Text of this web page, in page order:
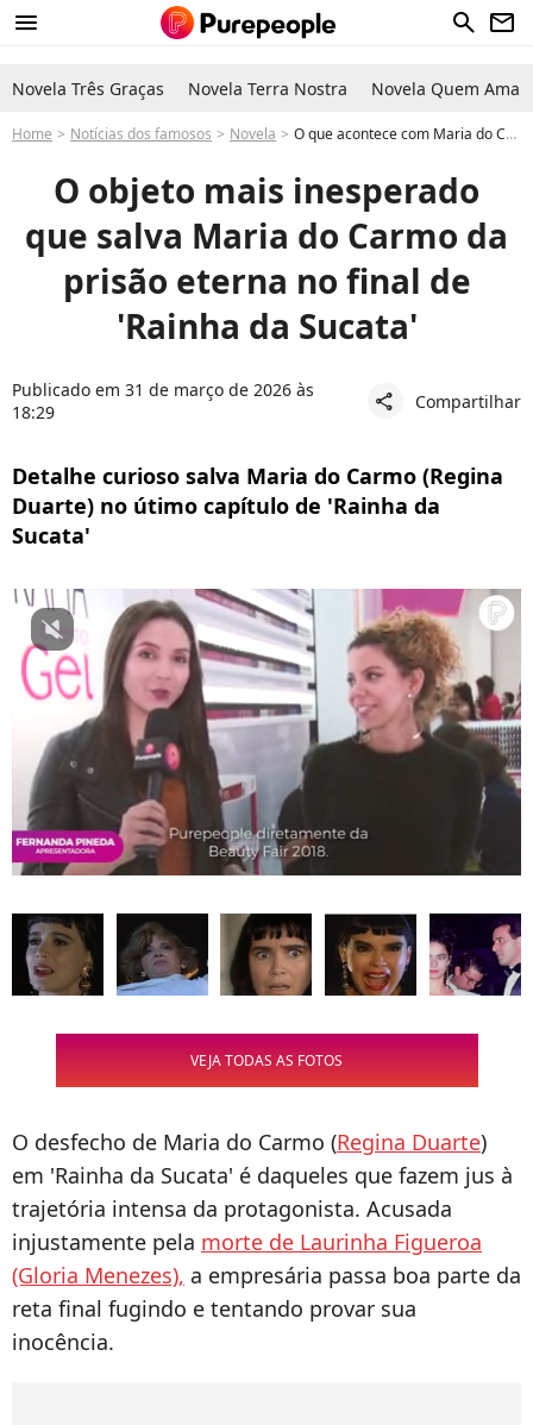
menu search newsletter
Novela Três Graças Novela Terra Nostra Novela Quem Ama
Home Notícias dos famosos Novela O que acontece com Maria do Carmo no final de 'Rainha da Sucata'? Acusada pela morte de Laurinha Figueroa, empresária tem pele salva por sapato e reata casamento com Edu
O objeto mais inesperado
que salva Maria do Carmo da
prisão eterna no final de
'Rainha da Sucata'
Publicado em 31 de março de 2026 às
18:29
share Compartilhar
Detalhe curioso salva Maria do Carmo (Regina
Duarte) no útimo capítulo de 'Rainha da
Sucata'
VEJA TODAS AS FOTOS
O desfecho de Maria do Carmo (Regina Duarte)
em 'Rainha da Sucata' é daqueles que fazem jus à
trajetória intensa da protagonista. Acusada
injustamente pela morte de Laurinha Figueroa
(Gloria Menezes), a empresária passa boa parte da
reta final fugindo e tentando provar sua
inocência.